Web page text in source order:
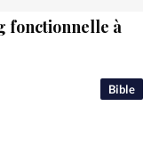
Bible
fonctionnelle à